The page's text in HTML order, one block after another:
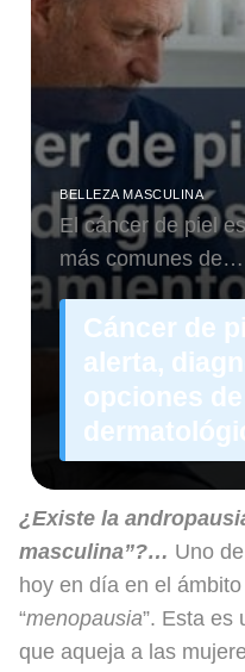
BELLEZA MASCULINA
Cáncer de
alerta,
opciones
El cáncer de piel
más comunes de…
¿Existe la
masculina”?… Uno
hoy en día en el
“menopausia”. Esta es
que aqueja a las